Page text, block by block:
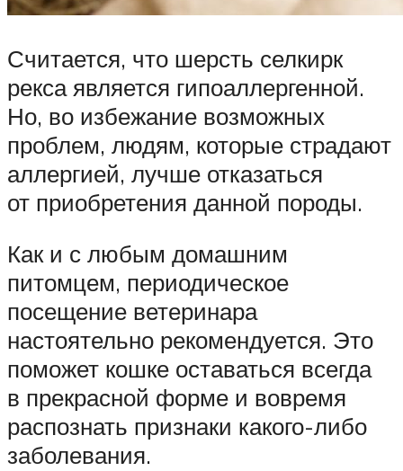
Считается, что шерсть селкирк
рекса является гипоаллергенной.
Но, во избежание возможных
проблем, людям, которые страдают
аллергией, лучше отказаться
от приобретения данной породы.
Как и с любым домашним
питомцем, периодическое
посещение ветеринара
настоятельно рекомендуется. Это
поможет кошке оставаться всегда
в прекрасной форме и вовремя
распознать признаки какого-либо
заболевания.